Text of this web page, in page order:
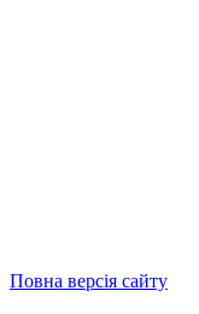
Повна версія сайту